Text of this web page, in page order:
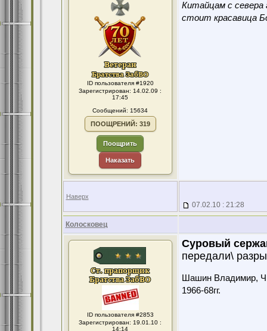
ID пользователя #1920
Зарегистрирован: 14.02.09 :
17:45
Сообщений: 15634
ПООЩРЕНИЙ: 319
Поощрить
Наказать
Китайцам с севера
стоит красавица
Наверх
07.02.10 : 21:28
Колосковец
ID пользователя #2853
Зарегистрирован: 19.01.10 :
14:14
Суровый
передали\
Шашин Владимир,
1966-68гг.